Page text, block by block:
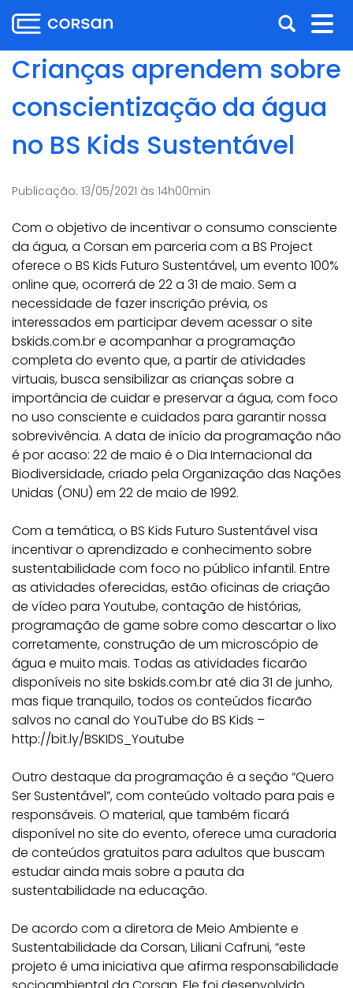
para
o
conteúdo
para
menu
para
o
conteúdo
Abrir
a
busca
Crianças aprendem sobre
conscientização da água
no BS Kids Sustentável
Publicação: 13/05/2021 às 14h00min
Com o objetivo de incentivar o consumo consciente
da água, a Corsan em parceria com a BS Project
oferece o BS Kids Futuro Sustentável, um evento 100%
online que, ocorrerá de 22 a 31 de maio. Sem a
necessidade de fazer inscrição prévia, os
interessados em participar devem acessar o site
bskids.com.br e acompanhar a programação
completa do evento que, a partir de atividades
virtuais, busca sensibilizar as crianças sobre a
importância de cuidar e preservar a água, com foco
no uso consciente e cuidados para garantir nossa
sobrevivência. A data de início da programação não
é por acaso: 22 de maio é o Dia Internacional da
Biodiversidade, criado pela Organização das Nações
Unidas (ONU) em 22 de maio de 1992.
Com a temática, o BS Kids Futuro Sustentável visa
incentivar o aprendizado e conhecimento sobre
sustentabilidade com foco no público infantil. Entre
as atividades oferecidas, estão oficinas de criação
de vídeo para Youtube, contação de histórias,
programação de game sobre como descartar o lixo
corretamente, construção de um microscópio de
água e muito mais. Todas as atividades ficarão
disponíveis no site bskids.com.br até dia 31 de junho,
mas fique tranquilo, todos os conteúdos ficarão
salvos no canal do YouTube do BS Kids –
http://bit.ly/BSKIDS_Youtube
Outro destaque da programação é a seção “Quero
Ser Sustentável”, com conteúdo voltado para pais e
responsáveis. O material, que também ficará
disponível no site do evento, oferece uma curadoria
de conteúdos gratuitos para adultos que buscam
estudar ainda mais sobre a pauta da
sustentabilidade na educação.
De acordo com a diretora de Meio Ambiente e
Sustentabilidade da Corsan, Liliani Cafruni, “este
projeto é uma iniciativa que afirma responsabilidade